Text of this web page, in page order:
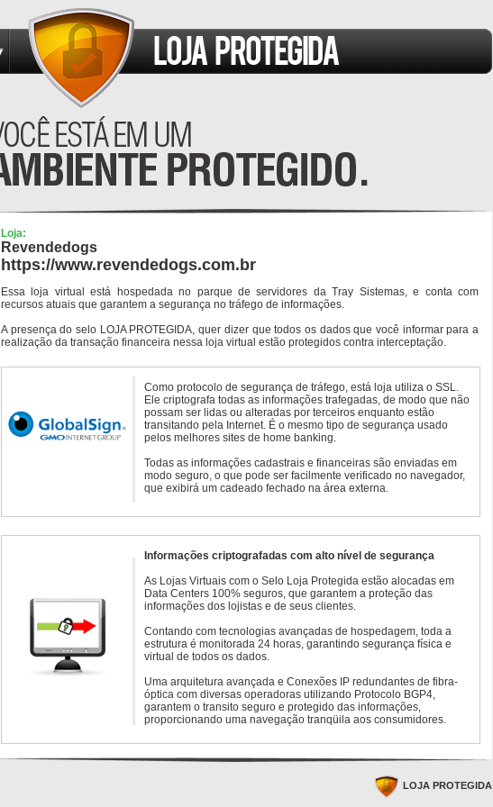
Loja:
Revendedogs
https://www.revendedogs.com.br
Essa loja virtual está hospedada no parque de servidores da Tray Sistemas, e conta com
recursos atuais que garantem a segurança no tráfego de informações.
A presença do selo LOJA PROTEGIDA, quer dizer que todos os dados que você informar para a
realização da transação financeira nessa loja virtual estão protegidos contra interceptação.
Como protocolo de segurança de tráfego, está loja utiliza o SSL.
Ele criptografa todas as informações trafegadas, de modo que não
possam ser lidas ou alteradas por terceiros enquanto estão
transitando pela Internet. É o mesmo tipo de segurança usado
pelos melhores sites de home banking.
Todas as informações cadastrais e financeiras são enviadas em
modo seguro, o que pode ser facilmente verificado no navegador,
que exibirá um cadeado fechado na área externa.
Informações criptografadas com alto nível de segurança
As Lojas Virtuais com o Selo Loja Protegida estão alocadas em
Data Centers 100% seguros, que garantem a proteção das
informações dos lojistas e de seus clientes.
Contando com tecnologias avançadas de hospedagem, toda a
estrutura é monitorada 24 horas, garantindo segurança física e
virtual de todos os dados.
Uma arquitetura avançada e Conexões IP redundantes de fibra-
óptica com diversas operadoras utilizando Protocolo BGP4,
garantem o transito seguro e protegido das informações,
proporcionando uma navegação tranqüila aos consumidores.
LOJA PROTEGIDA